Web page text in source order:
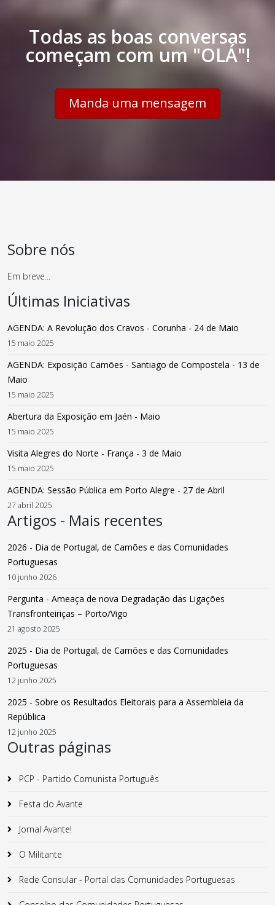
Todas as boas conversas
começam com um "OLÁ"!
Manda uma mensagem
Sobre nós
Em breve...
Últimas Iniciativas
AGENDA: A Revolução dos Cravos - Corunha - 24 de Maio
15 maio 2025
AGENDA: Exposição Camões - Santiago de Compostela - 13 de
Maio
15 maio 2025
Abertura da Exposição em Jaén - Maio
15 maio 2025
Visita Alegres do Norte - França - 3 de Maio
15 maio 2025
AGENDA: Sessão Pública em Porto Alegre - 27 de Abril
27 abril 2025
Artigos - Mais recentes
2026 - Dia de Portugal, de Camões e das Comunidades
Portuguesas
10 junho 2026
Pergunta - Ameaça de nova Degradação das Ligações
Transfronteiriças – Porto/Vigo
21 agosto 2025
2025 - Dia de Portugal, de Camões e das Comunidades
Portuguesas
12 junho 2025
2025 - Sobre os Resultados Eleitorais para a Assembleia da
República
12 junho 2025
Outras páginas
PCP - Partido Comunista Português
Festa do Avante
Jornal Avante!
O Militante
Rede Consular - Portal das Comunidades Portuguesas